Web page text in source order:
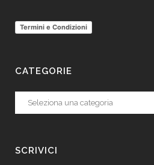
Termini e Condizioni
CATEGORIE
Categorie
SCRIVICI